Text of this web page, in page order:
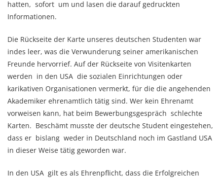
hatten, sofort um und lasen die darauf gedruckten
Informationen.
Die Rückseite der Karte unseres deutschen Studenten war
indes leer, was die Verwunderung seiner amerikanischen
Freunde hervorrief. Auf der Rückseite von Visitenkarten
werden in den USA die sozialen Einrichtungen oder
karikativen Organisationen vermerkt, für die die angehenden
Akademiker ehrenamtlich tätig sind. Wer kein Ehrenamt
vorweisen kann, hat beim Bewerbungsgespräch schlechte
Karten. Beschämt musste der deutsche Student eingestehen,
dass er bislang weder in Deutschland noch im Gastland USA
in dieser Weise tätig geworden war.
In den USA gilt es als Ehrenpflicht, dass die Erfolgreichen